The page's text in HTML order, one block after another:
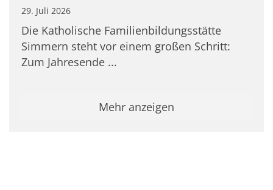
29. Juli 2026
Die Katholische Familienbildungsstätte
Simmern steht vor einem großen Schritt:
Zum Jahresende ...
Mehr anzeigen